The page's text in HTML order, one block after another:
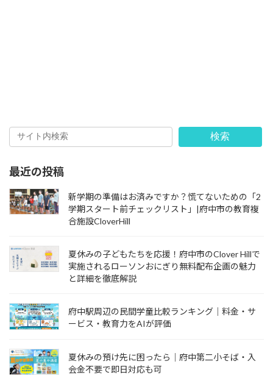
検索
最近の投稿
新学期の準備はお済みですか？慌てないための「2
学期スタート前チェックリスト」|府中市の教育複
合施設CloverHill
夏休みの子どもたちを応援！府中市のClover Hillで
実施されるローソンおにぎり無料配布企画の魅力
と詳細を徹底解説
府中駅周辺の民間学童比較ランキング｜料金・サ
ービス・教育力をAIが評価
夏休みの預け先に困ったら｜府中第二小そば・入
会金不要で即日対応も可